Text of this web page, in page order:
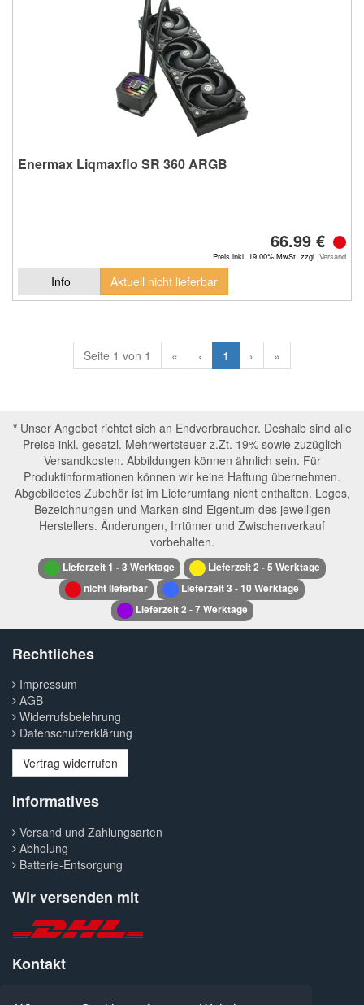
Enermax Liqmaxflo SR 360 ARGB
66.99 €
Preis inkl. 19.00% MwSt. zzgl. Versand
Info Aktuell nicht lieferbar
Seite 1 von 1 « ‹ 1 › »
*Unser Angebot richtet sich an Endverbraucher. Deshalb sind alle
Preise inkl. gesetzl. Mehrwertsteuer z.Zt. 19% sowie zuzüglich
Versandkosten. Abbildungen können ähnlich sein. Für
Produktinformationen können wir keine Haftung übernehmen.
Abgebildetes Zubehör ist im Lieferumfang nicht enthalten. Logos,
Bezeichnungen und Marken sind Eigentum des jeweiligen
Herstellers. Änderungen, Irrtümer und Zwischenverkauf
vorbehalten.
Lieferzeit 1 - 3 Werktage
Lieferzeit 2 - 5 Werktage
nicht lieferbar
Lieferzeit 3 - 10 Werktage
Lieferzeit 2 - 7 Werktage
Rechtliches
Impressum
AGB
Widerrufsbelehrung
Datenschutzerklärung
Vertrag widerrufen
Informatives
Versand und Zahlungsarten
Abholung
Batterie-Entsorgung
Wir versenden mit
Kontakt